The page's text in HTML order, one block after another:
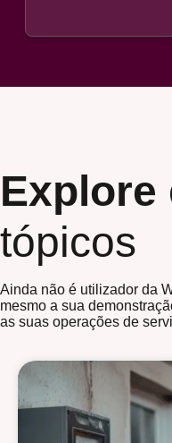
Explore
tópicos
Ainda não é utilizador da
mesmo a sua
as suas operações de